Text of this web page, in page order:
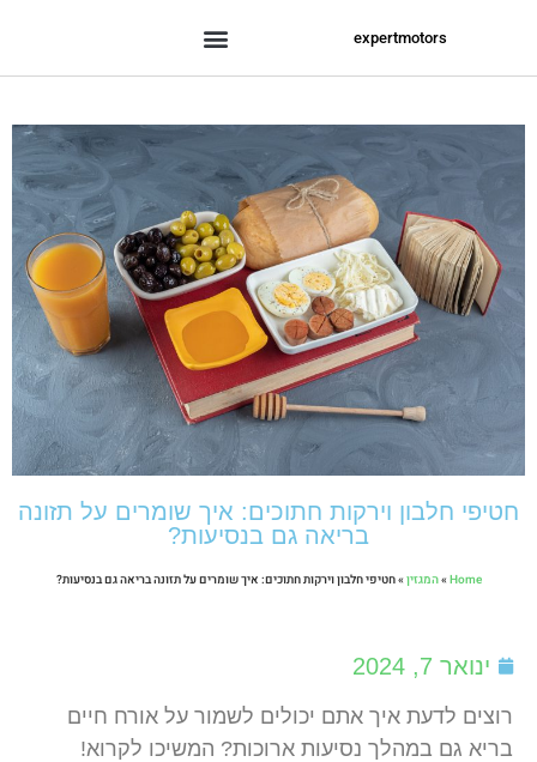
expertmotors
חטיפי חלבון וירקות חתוכים: איך שומרים על תזונה
בריאה גם בנסיעות?
Home
»המגזין»חטיפי חלבון וירקות חתוכים: איך שומרים על תזונה בריאה גם בנסיעות?
ינואר 7, 2024
רוצים לדעת איך אתם יכולים לשמור על אורח חיים
בריא גם במהלך נסיעות ארוכות? המשיכו לקרוא!